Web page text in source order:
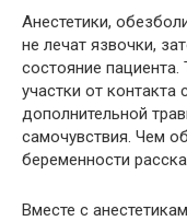
Анестетики,
не лечат язвочки,
состояние
участки от контакта
дополнительной
самочувствия. Чем
беременности
Вместе с